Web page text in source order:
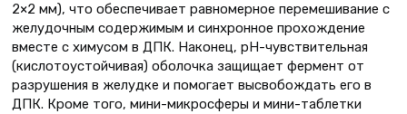
2×2 мм), что обеспечивает равномерное перемешивание с
желудочным содержимым и синхронное прохождение
вместе с химусом в ДПК. Наконец, рН-чувствительная
(кислотоустойчивая) оболочка защищает фермент от
разрушения в желудке и помогает высвобождать его в
ДПК. Кроме того, мини-микросферы и мини-таблетки